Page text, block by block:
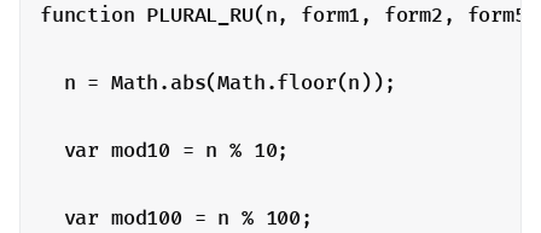
function PLURAL_RU(n, form1, form2,
  n = Math.abs(Math.floor(n));
  var mod10 = n % 10;
  var mod100 = n % 100;